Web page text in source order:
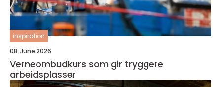
inspiration
08. June 2026
Verneombudkurs som gir tryggere
arbeidsplasser